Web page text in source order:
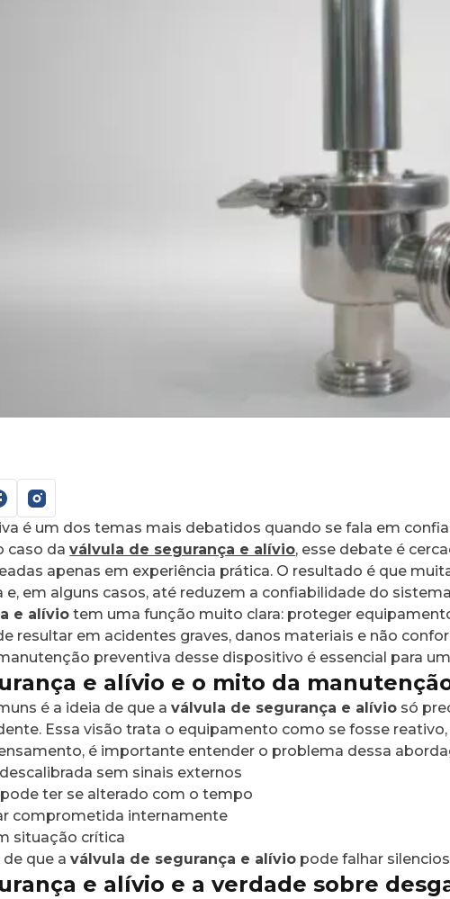
é um dos temas mais debatidos quando se fala em
caso daválvula de segurança e alívio, esse debate é
apenas em experiência prática. O resultado é que
em alguns casos, até reduzem a confiabilidade do
e alívio tem uma função muito clara: proteger
resultar em acidentes graves, danos materiais e não
preventiva desse dispositivo é essencial para
e alívio e o mito da
é a ideia de que aválvula de segurança e alívio só
Essa visão trata o equipamento como se fosse
é importante entender o problema dessa
sem sinais externos
ter se alterado com o tempo
comprometida internamente
situação crítica
de que aválvula de segurança e alívio pode falhar
e alívio e a verdade sobre